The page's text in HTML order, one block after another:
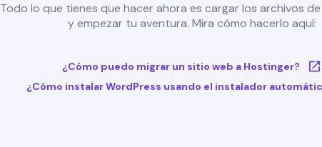
Todo lo que tienes que hacer ahora es cargar los archivos
y empezar tu aventura. Mira cómo hacerlo aquí:
¿Cómo puedo migrar un sitio web a Hostinger?
¿Cómo instalar WordPress usando el instalador